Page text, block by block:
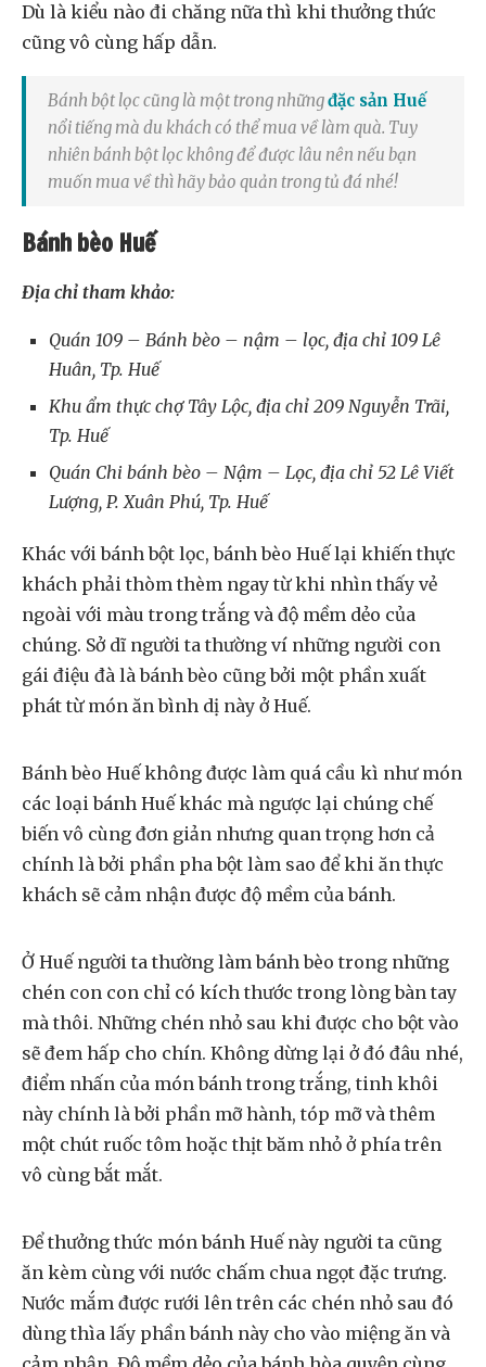
Dù là kiểu nào đi chăng nữa thì khi thưởng thức
cũng vô cùng hấp dẫn.
Bánh bột lọc cũng là một trong nhữngđặc sản Huế
nổi tiếng mà du khách có thể mua về làm quà. Tuy
nhiên bánh bột lọc không để được lâu nên nếu bạn
muốn mua về thì hãy bảo quản trong tủ đá nhé!
Bánh bèo Huế
Địa chỉ tham khảo:
Quán 109 – Bánh bèo – nậm – lọc, địa chỉ 109 Lê
Huân, Tp. Huế
Khu ẩm thực chợ Tây Lộc, địa chỉ 209 Nguyễn Trãi,
Tp. Huế
Quán Chi bánh bèo – Nậm – Lọc, địa chỉ 52 Lê Viết
Lượng, P. Xuân Phú, Tp. Huế
Khác với bánh bột lọc, bánh bèo Huế lại khiến thực
khách phải thòm thèm ngay từ khi nhìn thấy vẻ
ngoài với màu trong trắng và độ mềm dẻo của
chúng. Sở dĩ người ta thường ví những người con
gái điệu đà là bánh bèo cũng bởi một phần xuất
phát từ món ăn bình dị này ở Huế.
Bánh bèo Huế không được làm quá cầu kì như món
các loại bánh Huế khác mà ngược lại chúng chế
biến vô cùng đơn giản nhưng quan trọng hơn cả
chính là bởi phần pha bột làm sao để khi ăn thực
khách sẽ cảm nhận được độ mềm của bánh.
Ở Huế người ta thường làm bánh bèo trong những
chén con con chỉ có kích thước trong lòng bàn tay
mà thôi. Những chén nhỏ sau khi được cho bột vào
sẽ đem hấp cho chín. Không dừng lại ở đó đâu nhé,
điểm nhấn của món bánh trong trắng, tinh khôi
này chính là bởi phần mỡ hành, tóp mỡ và thêm
một chút ruốc tôm hoặc thịt băm nhỏ ở phía trên
vô cùng bắt mắt.
Để thưởng thức món bánh Huế này người ta cũng
ăn kèm cùng với nước chấm chua ngọt đặc trưng.
Nước mắm được rưới lên trên các chén nhỏ sau đó
dùng thìa lấy phần bánh này cho vào miệng ăn và